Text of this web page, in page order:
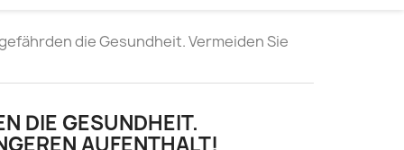
die Gesundheit. Vermeiden Sie
DIE GESUNDHEIT.
AUFENTHALT!